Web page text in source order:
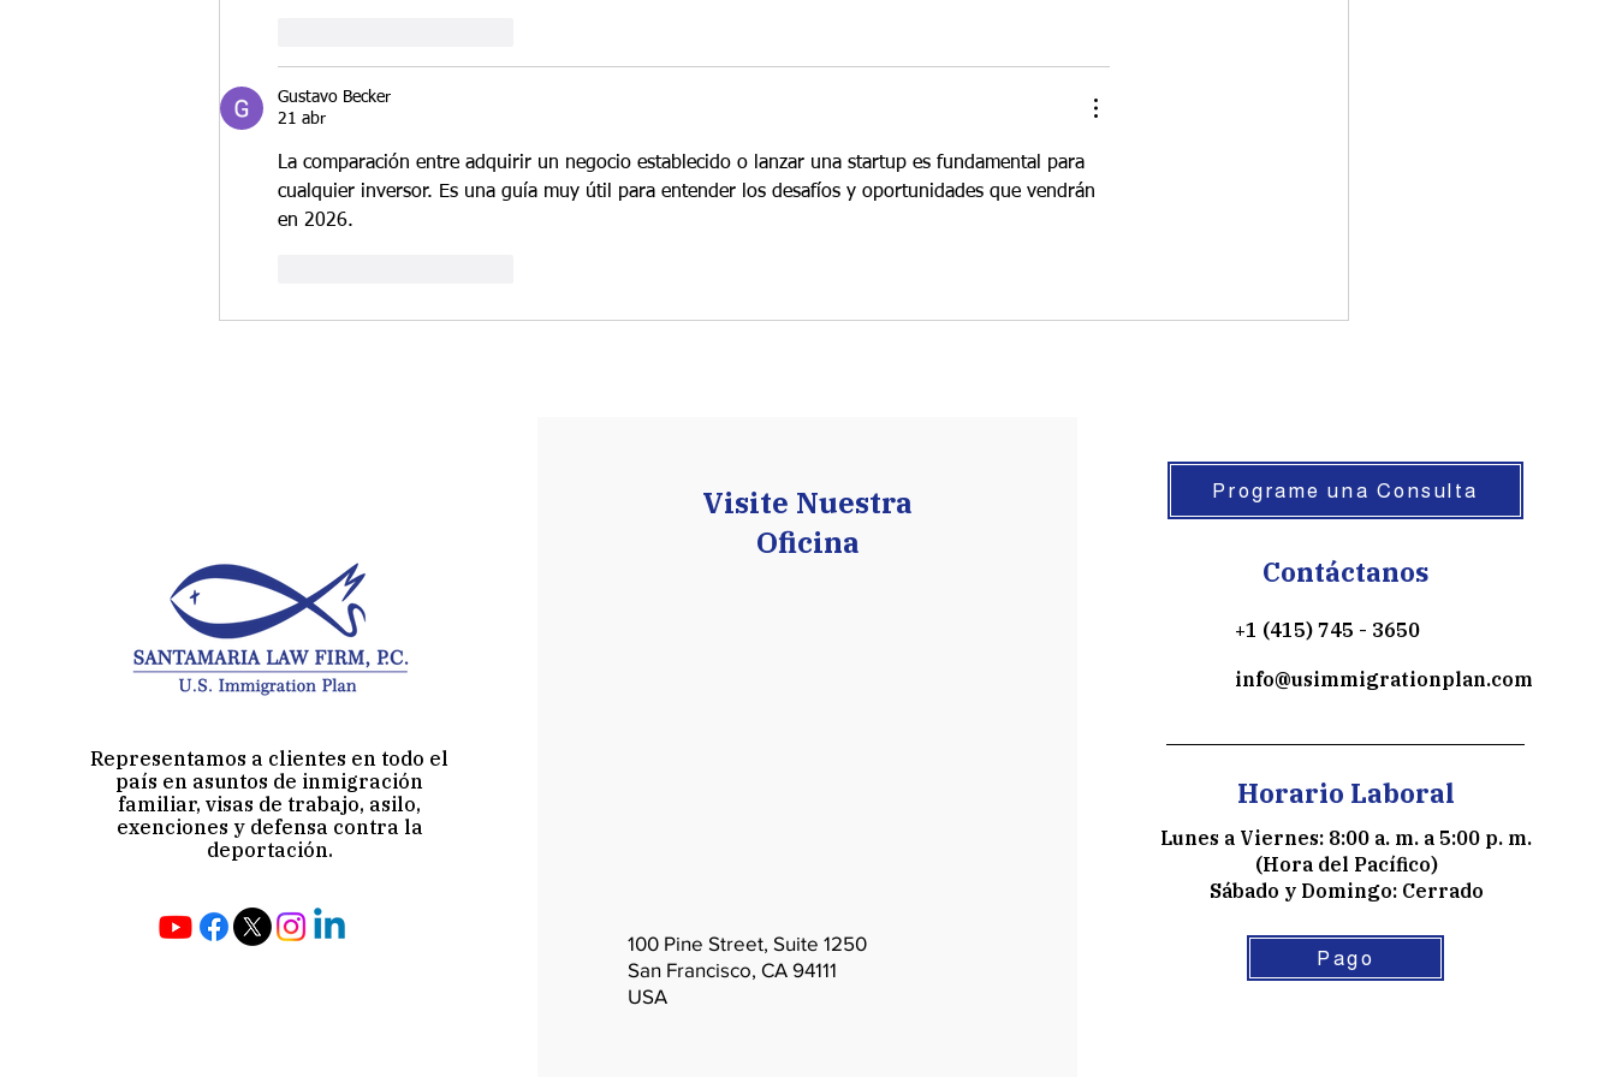
Gustavo Becker
21 abr
La comparación entre adquirir un negocio establecido o lanzar una startup es fundamental para
cualquier inversor. Es una guía muy útil para entender los desafíos y oportunidades que vendrán
en 2026.
Representamos a clientes en todo el
país en asuntos de inmigración
familiar, visas de trabajo, asilo,
exenciones y defensa contra la
deportación.
Visite Nuestra
Oficina
100 Pine Street, Suite 1250
San Francisco, CA 94111
USA
Programe una Consulta
Contáctanos
+1 (415) 745 - 3650
info@usimmigrationplan.com
Horario Laboral
Lunes a Viernes: 8:00 a. m. a 5:00 p. m.
(Hora del Pacífico)
Sábado y Domingo: Cerrado
Pago